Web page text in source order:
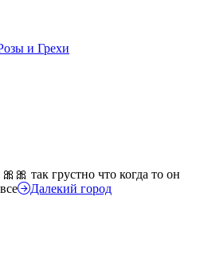
и Грехи
так грустно что когда то он
Далекий город